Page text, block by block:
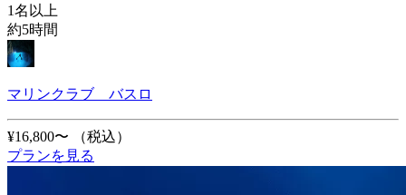
1名以上
約5時間
マリンクラブ バスロ
¥16,800〜
（税込）
プランを見る